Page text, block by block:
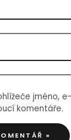
jméno,
komentáře.